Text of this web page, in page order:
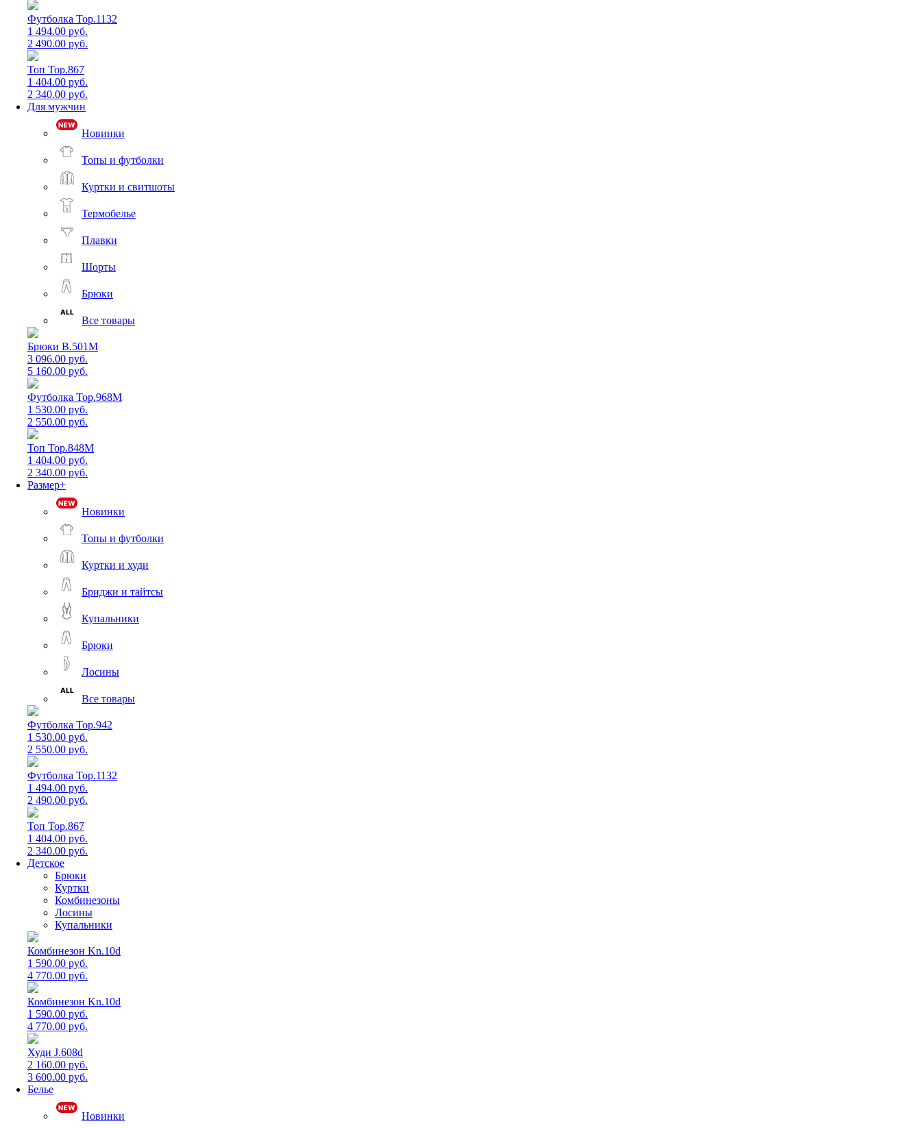
Футболка Top.1132
1 494.00 руб.
2 490.00 руб.
Топ Top.867
1 404.00 руб.
2 340.00 руб.
Для мужчин
Новинки
Топы и футболки
Куртки и свитшоты
Термобелье
Плавки
Шорты
Брюки
Все товары
Брюки B.501M
3 096.00 руб.
5 160.00 руб.
Футболка Top.968M
1 530.00 руб.
2 550.00 руб.
Топ Top.848M
1 404.00 руб.
2 340.00 руб.
Размер+
Новинки
Топы и футболки
Куртки и худи
Бриджи и тайтсы
Купальники
Брюки
Лосины
Все товары
Футболка Top.942
1 530.00 руб.
2 550.00 руб.
Футболка Top.1132
1 494.00 руб.
2 490.00 руб.
Топ Top.867
1 404.00 руб.
2 340.00 руб.
Детское
Брюки
Куртки
Комбинезоны
Лосины
Купальники
Комбинезон Kn.10d
1 590.00 руб.
4 770.00 руб.
Комбинезон Kn.10d
1 590.00 руб.
4 770.00 руб.
Худи J.608d
2 160.00 руб.
3 600.00 руб.
Белье
Новинки